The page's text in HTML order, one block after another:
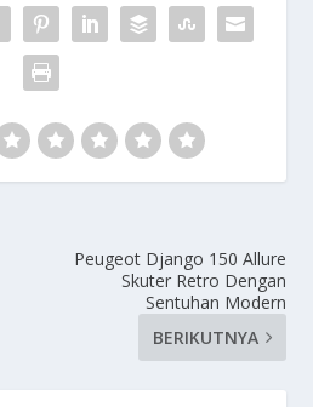
Peugeot Django 150 Allure
Skuter Retro Dengan
Sentuhan Modern
BERIKUTNYA